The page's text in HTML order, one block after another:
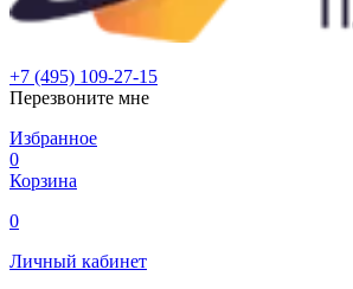
+7 (495) 109-27-15
Перезвоните мне
Избранное
0
Корзина
0
Личный кабинет